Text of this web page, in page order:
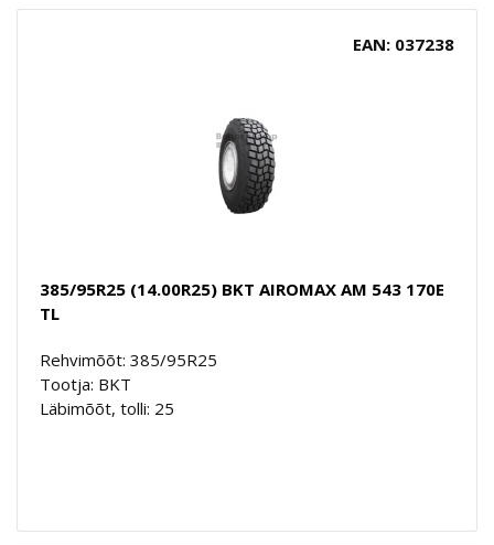
EAN: 037238
385/95R25 (14.00R25) BKT AIROMAX AM 543 170E
TL
Rehvimõõt: 385/95R25
Tootja: BKT
Läbimõõt, tolli: 25